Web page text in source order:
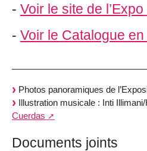
- Voir le site de l’Expo
- Voir le Catalogue en
Photos panoramiques de
Illustration musicale : Inti
Cuerdas
Documents joints